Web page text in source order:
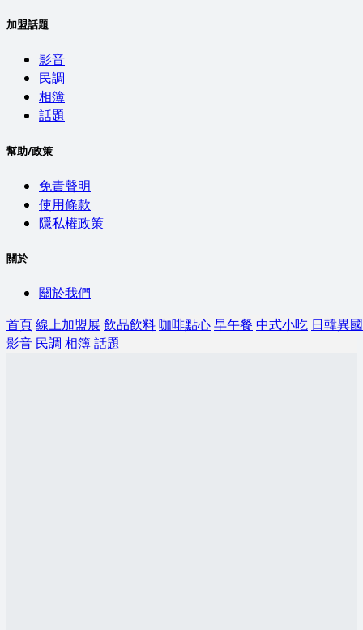
加盟話題
影音
民調
相簿
話題
幫助/政策
免責聲明
使用條款
隱私權政策
關於
關於我們
首頁線上加盟展 飲品飲料咖啡點心早午餐 中式小吃 日韓異國
影音 民調 相簿話題